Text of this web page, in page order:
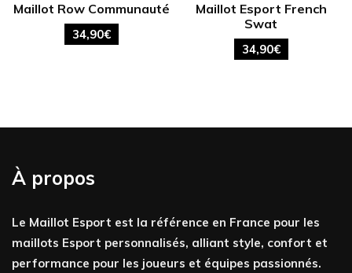
Maillot Row Communauté
34,90€
Maillot Esport French
Swat
34,90€
À propos
Le Maillot Esport est la référence en France pour les
maillots Esport personnalisés, alliant style, confort et
performance pour les joueurs et équipes passionnés.